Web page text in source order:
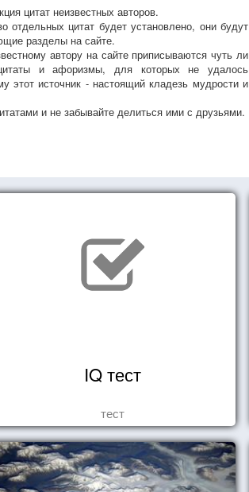
цитат неизвестных авторов.
отдельных цитат будет установлено, они будут
разделы на сайте.
автору на сайте приписываются чуть ли
и афоризмы, для которых не удалось
этот источник - настоящий кладезь мудрости и
и не забывайте делиться ими с друзьями.
IQ тест
тест